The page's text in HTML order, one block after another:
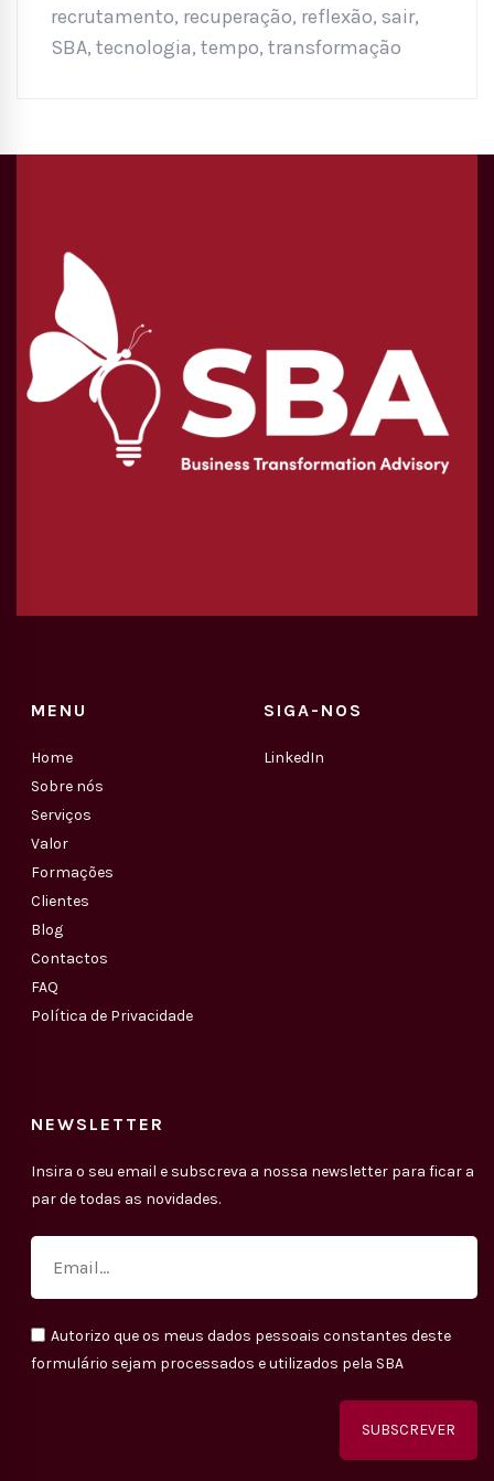
recrutamento, recuperação, reflexão, sair,
SBA, tecnologia, tempo, transformação
MENU
Home
Sobre nós
Serviços
Valor
Formações
Clientes
Blog
Contactos
FAQ
Política de Privacidade
SIGA-NOS
LinkedIn
NEWSLETTER
Insira o seu email e subscreva a nossa newsletter para ficar a
par de todas as novidades.
Autorizo que os meus dados pessoais constantes deste
formulário sejam processados e utilizados pela SBA